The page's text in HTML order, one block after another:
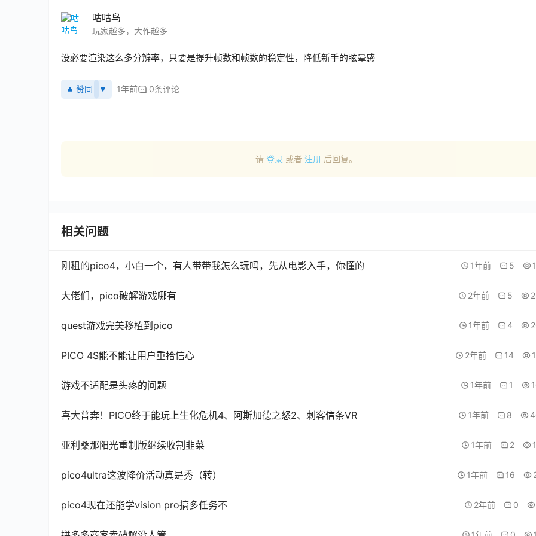
咕咕鸟
玩家越多，大作越多
没必要渲染这么多分辨率，只要是提升帧数和帧数的稳定性，降低新手的眩晕感
赞同 1年前 0条评论
请 登录 或者 注册 后回复。
相关问题
刚租的pico4，小白一个，有人带带我怎么玩吗，先从电影入手，你懂的 1年前 5
大佬们，pico破解游戏哪有 2年前 5
quest游戏完美移植到pico 1年前 4
PICO 4S能不能让用户重拾信心 2年前 14
游戏不适配是头疼的问题 1年前 1
喜大普奔！PICO终于能玩上生化危机4、阿斯加德之怒2、刺客信条VR 1年前 8
亚利桑那阳光重制版继续收割韭菜 1年前 2
pico4ultra这波降价活动真是秀（转） 1年前 16
pico4现在还能学vision pro搞多任务不 2年前 0